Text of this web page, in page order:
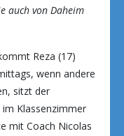
auch von Daheim
Reza (17)
wenn andere
sitzt der
Klassenzimmer
mit Coach Nicolas